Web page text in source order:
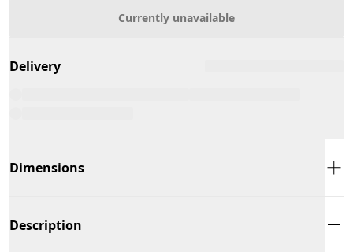
Currently unavailable
Delivery
Dimensions
Description